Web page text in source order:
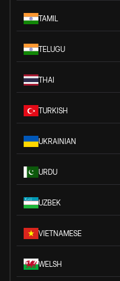
TAMIL
TELUGU
THAI
TURKISH
UKRAINIAN
URDU
UZBEK
VIETNAMESE
WELSH